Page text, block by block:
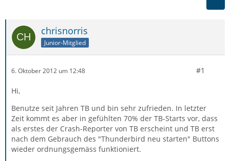
chrisnorris
Junior-Mitglied
6. Oktober 2012 um 12:48 #1
Hi,
Benutze seit Jahren TB und bin sehr zufrieden. In letzter
Zeit kommt es aber in gefühlten 70% der TB-Starts vor, dass
als erstes der Crash-Reporter von TB erscheint und TB erst
nach dem Gebrauch des "Thunderbird neu starten" Buttons
wieder ordnungsgemäss funktioniert.